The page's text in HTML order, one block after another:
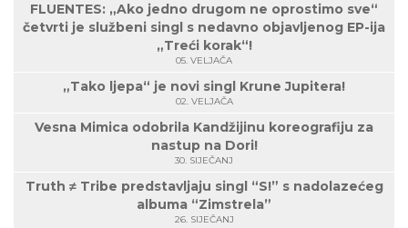
FLUENTES: „Ako jedno drugom ne oprostimo sve“
četvrti je službeni singl s nedavno objavljenog EP-ija
„Treći korak“!
05. VELJAČA
„Tako ljepa“ je novi singl Krune Jupitera!
02. VELJAČA
Vesna Mimica odobrila Kandžijinu koreografiju za
nastup na Dori!
30. SIJEČANJ
Truth ≠ Tribe predstavljaju singl “S!” s nadolazećeg
albuma “Zimstrela”
26. SIJEČANJ